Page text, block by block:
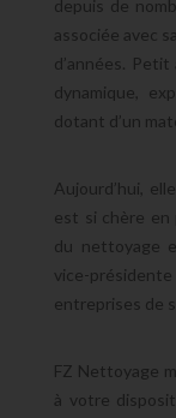
depuis de
associée avec
d’années.
dynamique,
dotant d’un
Aujourd’hui,
est si chère en
du nettoyage
vice-
entreprises de
FZ Nettoyage
à votre